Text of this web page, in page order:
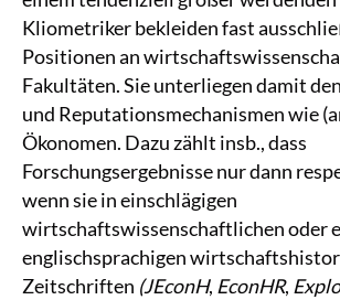
Kliometriker bekleiden fast
Positionen an
Fakultäten. Sie unterliegen damit
und Reputationsmechanismen wie
Ökonomen. Dazu zählt insb., dass
Forschungsergebnisse nur dann
wenn sie in einschlägigen
wirtschaftswissenschaftlichen oder
englischsprachigen
Zeitschriften (JEconH, EconHR,